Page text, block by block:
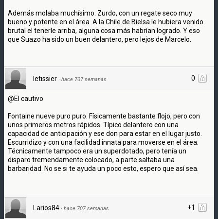
Además molaba muchísimo. Zurdo, con un regate seco muy
bueno y potente en el área. A la Chile de Bielsa le hubiera venido
brutal el tenerle arriba, alguna cosa más habrían logrado. Y eso
que Suazo ha sido un buen delantero, pero lejos de Marcelo.
0
letissier · hace 707 semanas
@El cautivo
Fontaine nueve puro puro. Físicamente bastante flojo, pero con
unos primeros metros rápidos. Típico delantero con una
capacidad de anticipación y ese don para estar en el lugar justo.
Escurridizo y con una facilidad innata para moverse en el área.
Técnicamente tampoco era un superdotado, pero tenía un
disparo tremendamente colocado, a parte saltaba una
barbaridad. No se si te ayuda un poco esto, espero que así sea.
+1
Larios84 · hace 707 semanas